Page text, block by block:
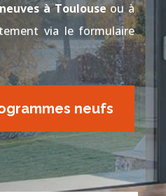
à Toulouseou à
via le formulaire
neufs